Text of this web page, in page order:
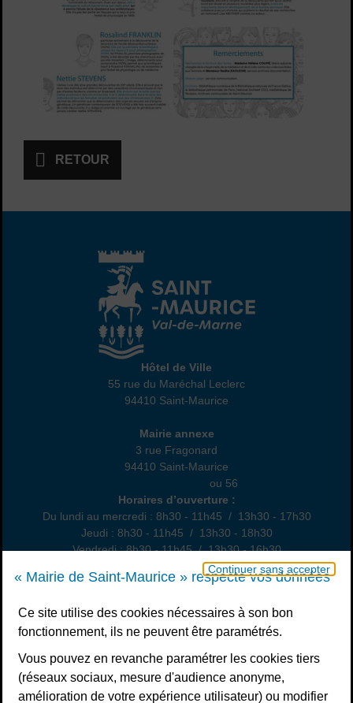
Continuer sans accepter
« Mairie de Saint-Maurice » respecte vos données
Ce site utilise des cookies nécessaires à son bon
fonctionnement, ils ne peuvent être paramétrés.
Vous pouvez en revanche paramétrer les cookies tiers
(réseaux sociaux, mesure d'audience anonyme,
amélioration de votre expérience utilisateur) ou modifier
RETOUR
Hôtel de Ville
Hôtel de Ville
55 rue du Maréchal Leclerc
94410 Saint-Maurice
Annexe
Mairie annexe
3 rue Fragonard
94410 Saint-Maurice
ou 56
Horaires d’ouverture :
Du lundi au mercredi : 8h30 - 11h45 / 13h30 - 17h30
Jeudi : 8h30 - 11h45 / 13h30 - 18h30
Vendredi : 8h30 - 11h45 / 13h30 - 16h30
Un samedi par mois : permanence état civil, sur rendez-vous
S’inscrire à la newsletter
Télécharger l’application